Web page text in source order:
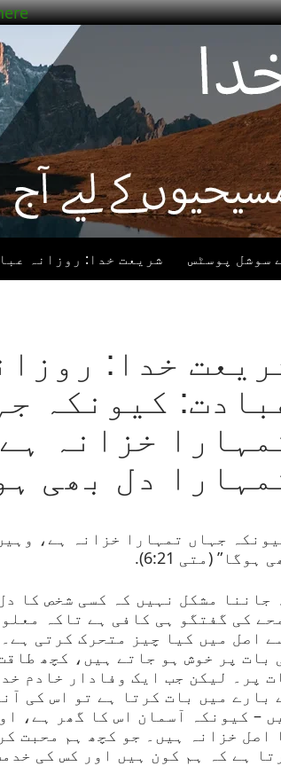
سوشل پوسٹس شریعت خدا: روزانہ
خدا:
کیونکہ
خزانہ
دل بھی
جہاں تمہارا خزانہ ہے،
ہوگا” (متی 6:21).
جاننا مشکل نہیں کہ کسی شخص کا
کی گفتگو ہی کافی ہے تاکہ
اصل میں کیا چیز متحرک کرتی
بات پر خوش ہو جاتے ہیں، کچھ
پر۔ لیکن جب ایک وفادار خادم
بارے میں بات کرتا ہے تو اس کی
– کیونکہ آسمان اس کا گھر ہے،
اصل خزانہ ہیں۔ جو کچھ ہم محبت
ہے کہ ہم کون ہیں اور کس کی